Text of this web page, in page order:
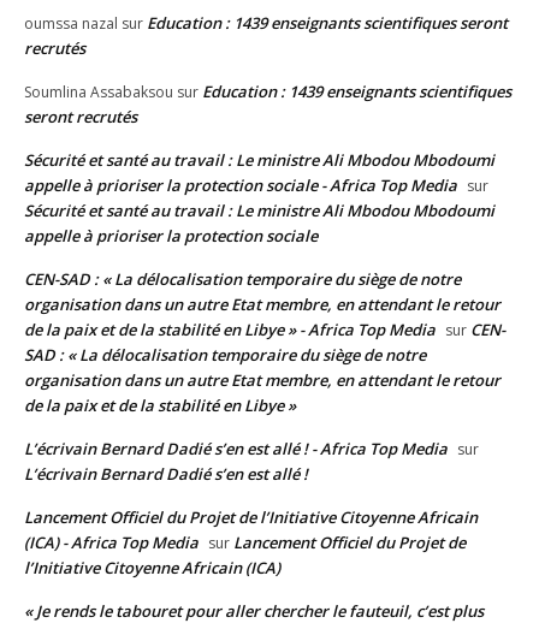
oumssa nazal sur Education : 1439 enseignants scientifiques seront
recrutés
Soumlina Assabaksou sur Education : 1439 enseignants scientifiques
seront recrutés
Sécurité et santé au travail : Le ministre Ali Mbodou Mbodoumi
appelle à prioriser la protection sociale - Africa Top Media sur
Sécurité et santé au travail : Le ministre Ali Mbodou Mbodoumi
appelle à prioriser la protection sociale
CEN-SAD : « La délocalisation temporaire du siège de notre
organisation dans un autre Etat membre, en attendant le retour
de la paix et de la stabilité en Libye » - Africa Top Media sur CEN-
SAD : « La délocalisation temporaire du siège de notre
organisation dans un autre Etat membre, en attendant le retour
de la paix et de la stabilité en Libye »
L’écrivain Bernard Dadié s’en est allé ! - Africa Top Media sur
L’écrivain Bernard Dadié s’en est allé !
Lancement Officiel du Projet de l’Initiative Citoyenne Africain
(ICA) - Africa Top Media sur Lancement Officiel du Projet de
l’Initiative Citoyenne Africain (ICA)
« Je rends le tabouret pour aller chercher le fauteuil, c’est plus